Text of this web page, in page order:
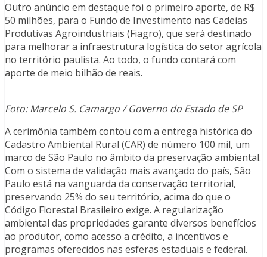
Outro anúncio em destaque foi o primeiro aporte, de R$
50 milhões, para o Fundo de Investimento nas Cadeias
Produtivas Agroindustriais (Fiagro), que será destinado
para melhorar a infraestrutura logística do setor agrícola
no território paulista. Ao todo, o fundo contará com
aporte de meio bilhão de reais.
Foto: Marcelo S. Camargo / Governo do Estado de SP
A cerimônia também contou com a entrega histórica do
Cadastro Ambiental Rural (CAR) de número 100 mil, um
marco de São Paulo no âmbito da preservação ambiental.
Com o sistema de validação mais avançado do país, São
Paulo está na vanguarda da conservação territorial,
preservando 25% do seu território, acima do que o
Código Florestal Brasileiro exige. A regularização
ambiental das propriedades garante diversos benefícios
ao produtor, como acesso a crédito, a incentivos e
programas oferecidos nas esferas estaduais e federal.